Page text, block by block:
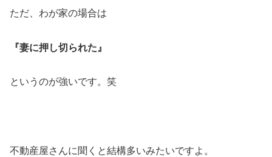
ただ、わが家の場合は
『妻に押し切られた』
というのが強いです。笑
不動産屋さんに聞くと結構多いみたいですよ。